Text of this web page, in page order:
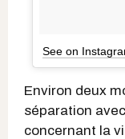
See on
Environ deux
séparation
concernant la